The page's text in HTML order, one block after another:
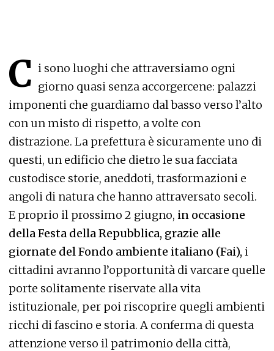
C i sono luoghi che attraversiamo ogni
giorno quasi senza accorgercene: palazzi
imponenti che guardiamo dal basso verso l’alto
con un misto di rispetto, a volte con
distrazione. La prefettura è sicuramente uno di
questi, un edificio che dietro le sua facciata
custodisce storie, aneddoti, trasformazioni e
angoli di natura che hanno attraversato secoli.
E proprio il prossimo 2 giugno, in occasione
della Festa della Repubblica, grazie alle
giornate del Fondo ambiente italiano (Fai), i
cittadini avranno l’opportunità di varcare quelle
porte solitamente riservate alla vita
istituzionale, per poi riscoprire quegli ambienti
ricchi di fascino e storia. A conferma di questa
attenzione verso il patrimonio della città,